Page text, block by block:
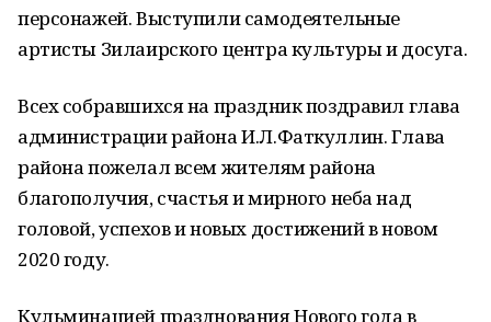
персонажей. Выступили самодеятельные
артисты Зилаирского центра культуры и досуга.
Всех собравшихся на праздник поздравил глава
администрации района И.Л.Фаткуллин. Глава
района пожелал всем жителям района
благополучия, счастья и мирного неба над
головой, успехов и новых достижений в новом
2020 году.
Кульминацией празднования Нового года в